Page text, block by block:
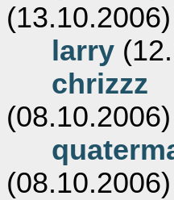
(13.10.2006)
larry
chrizzz
(08.10.2006)
(08.10.2006)